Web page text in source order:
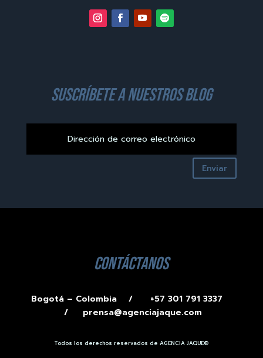
suscríbete a nuestros blog
Enviar
contáctanos
Bogotá – Colombia /
+57 301 791 3337
/ prensa@agenciajaque.com
Todos los derechos reservados de AGENCIA JAQUE®